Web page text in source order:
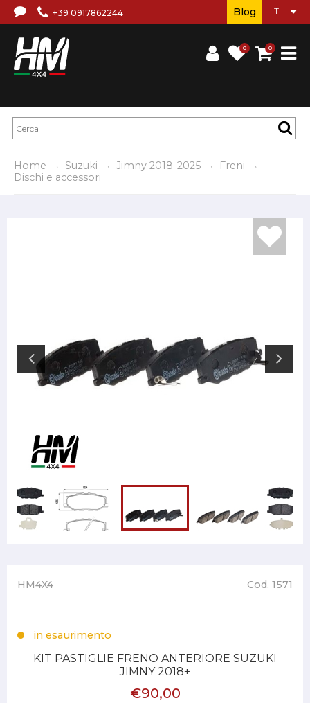
+39 0917862244
0 0
Blog
Home Suzuki Jimny 2018-2025
Freni
Dischi e accessori
HM4X4 Cod. 1571
in esaurimento
KIT PASTIGLIE FRENO ANTERIORE SUZUKI
JIMNY 2018+
€90,00